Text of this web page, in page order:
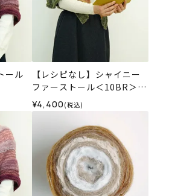
ール
【レシピなし】シャイニー
ファーストール＜10BR＞
（編み物 材料セット）
¥4,400 (税込)